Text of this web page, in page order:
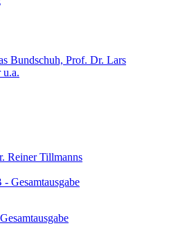
Bundschuh, Prof. Dr. Lars
Reiner Tillmanns